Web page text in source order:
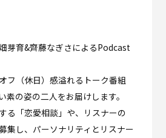
芽育&齊藤なぎさによるPodcast
フ（休日）感溢れるトーク番組
素の姿の二人をお届けします。
る「恋愛相談」や、リスナーの
集し、パーソナリティとリスナー